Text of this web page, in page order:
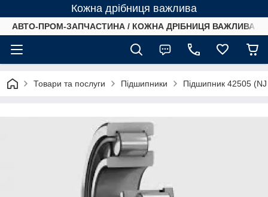
Кожна дрібниця важлива
АВТО-ПРОМ-ЗАПЧАСТИНА / КОЖНА ДРІБНИЦЯ ВАЖЛИВА /
Товари та послуги Підшипники Підшипник 42505